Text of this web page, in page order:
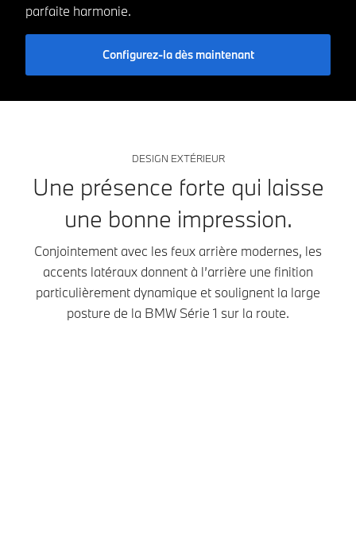
parfaite harmonie.
Configurez-la dès maintenant
DESIGN EXTÉRIEUR
Une présence forte qui laisse
une bonne impression.
Conjointement avec les feux arrière modernes, les
accents latéraux donnent à l’arrière une finition
particulièrement dynamique et soulignent la large
posture de la BMW Série 1 sur la route.